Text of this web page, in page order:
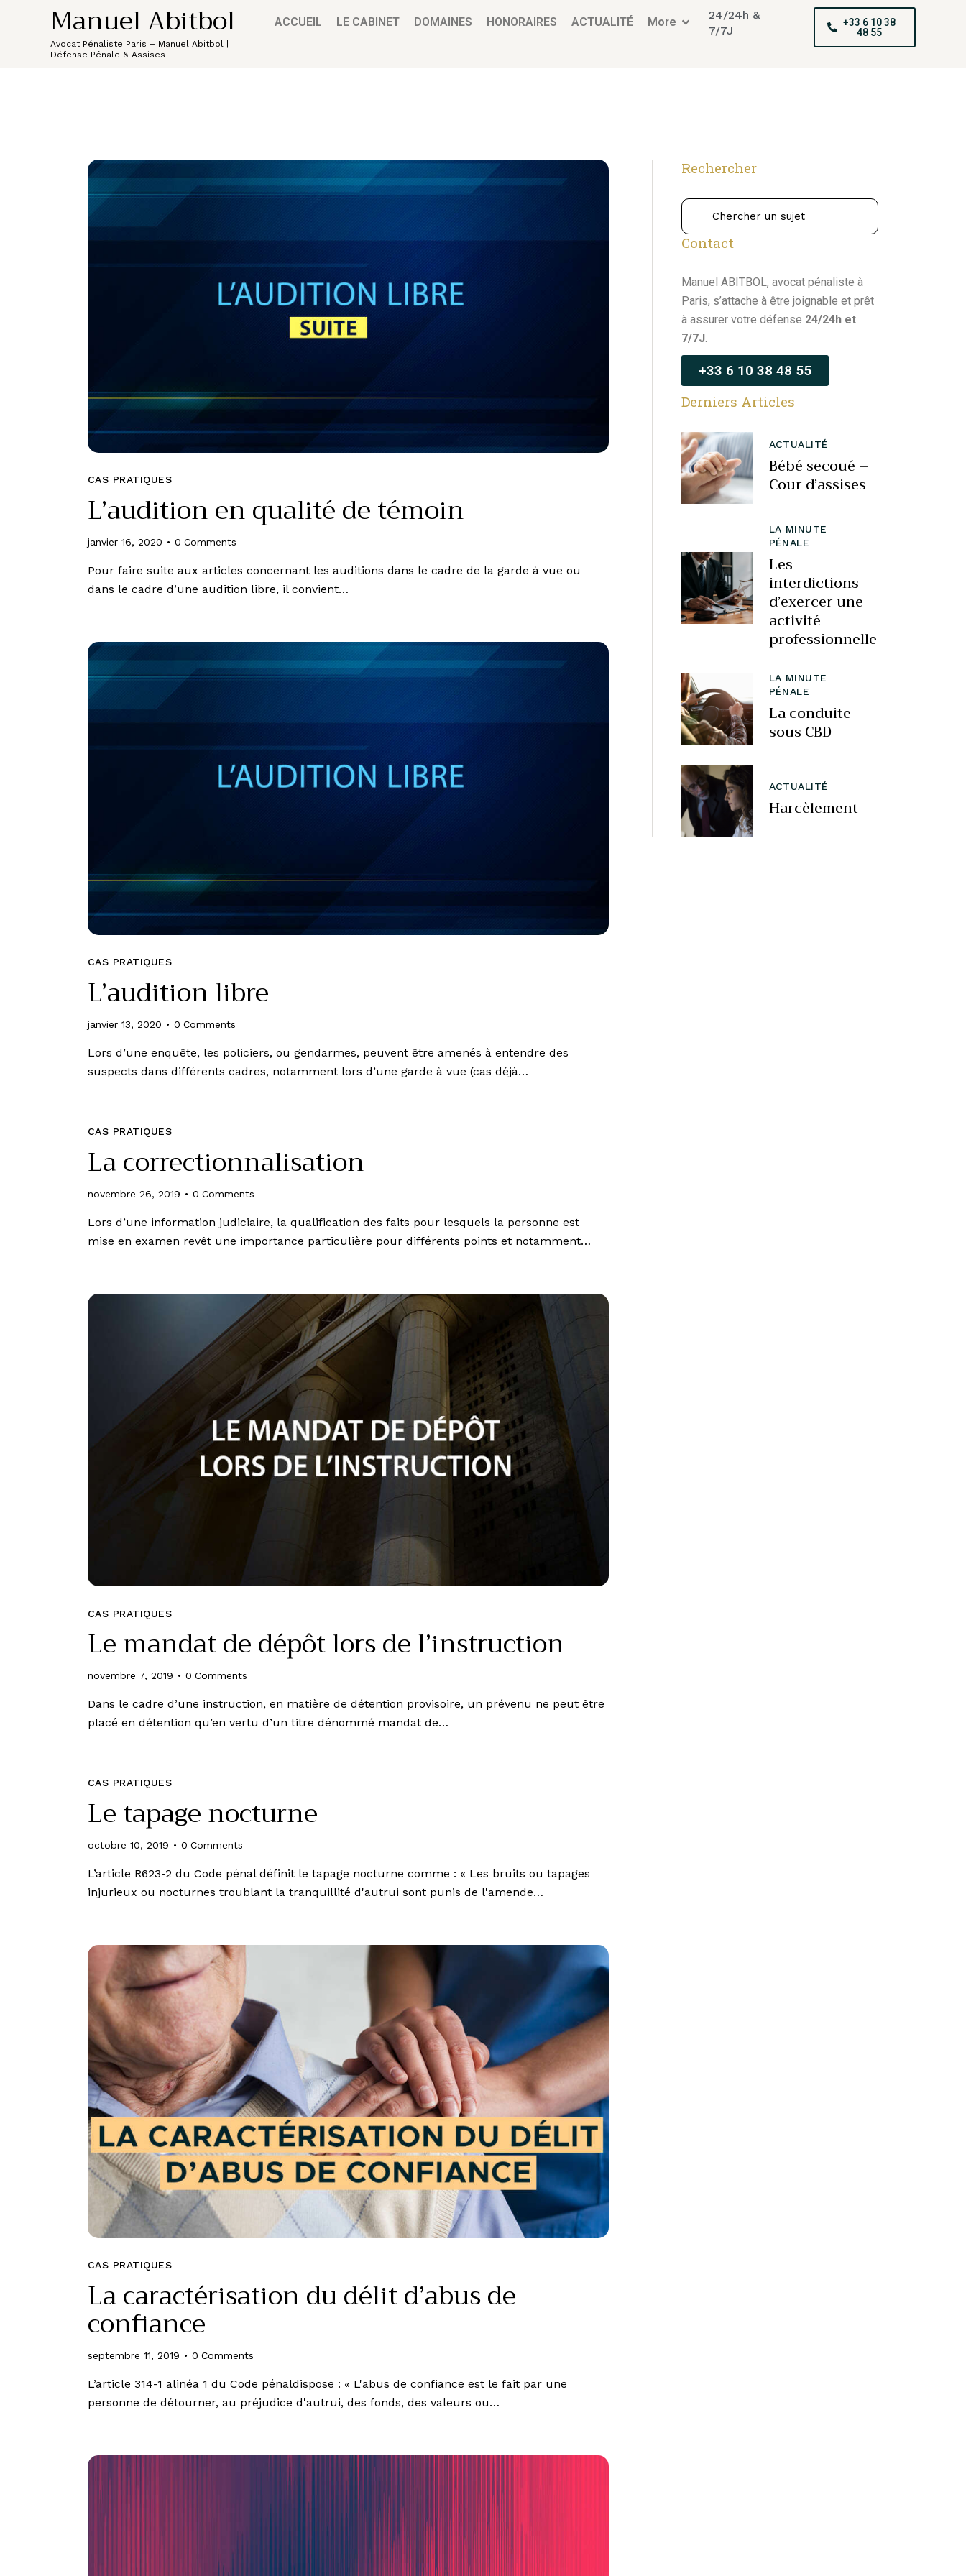
Manuel Abitbol
Avocat Pénaliste Paris – Manuel Abitbol |
Défense Pénale & Assises
ACCUEIL LE CABINET DOMAINES HONORAIRES ACTUALITÉ More
24/24h &
7/7J
+33 6 10 38
48 55
CAS PRATIQUES
L’audition en qualité de témoin
janvier 16, 2020 0 Comments
Pour faire suite aux articles concernant les auditions dans le cadre de la garde à vue ou
dans le cadre d’une audition libre, il convient…
CAS PRATIQUES
L’audition libre
janvier 13, 2020 0 Comments
Lors d’une enquête, les policiers, ou gendarmes, peuvent être amenés à entendre des
suspects dans différents cadres, notamment lors d’une garde à vue (cas déjà…
CAS PRATIQUES
La correctionnalisation
novembre 26, 2019 0 Comments
Lors d’une information judiciaire, la qualification des faits pour lesquels la personne est
mise en examen revêt une importance particulière pour différents points et notamment…
CAS PRATIQUES
Le mandat de dépôt lors de l’instruction
novembre 7, 2019 0 Comments
Dans le cadre d’une instruction, en matière de détention provisoire, un prévenu ne peut être
placé en détention qu’en vertu d’un titre dénommé mandat de…
CAS PRATIQUES
Le tapage nocturne
octobre 10, 2019 0 Comments
L’article R623-2 du Code pénal définit le tapage nocturne comme : « Les bruits ou tapages
injurieux ou nocturnes troublant la tranquillité d'autrui sont punis de l'amende…
CAS PRATIQUES
La caractérisation du délit d’abus de
confiance
septembre 11, 2019 0 Comments
L’article 314-1 alinéa 1 du Code pénaldispose : « L'abus de confiance est le fait par une
personne de détourner, au préjudice d'autrui, des fonds, des valeurs ou…
Rechercher
Contact
Manuel ABITBOL, avocat pénaliste à
Paris, s’attache à être joignable et prêt
à assurer votre défense 24/24h et
7/7J.
+33 6 10 38 48 55
Derniers Articles
ACTUALITÉ
Bébé secoué –
Cour d’assises
LA MINUTE
PÉNALE
Les
interdictions
d’exercer une
activité
professionnelle
LA MINUTE
PÉNALE
La conduite
sous CBD
ACTUALITÉ
Harcèlement